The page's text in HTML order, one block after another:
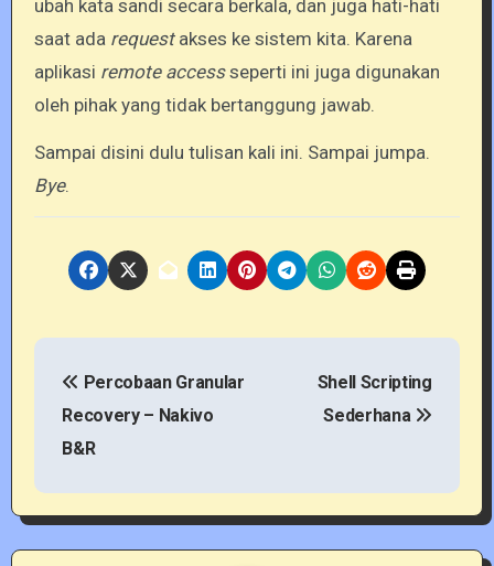
ubah kata sandi secara berkala, dan juga hati-hati
saat ada request akses ke sistem kita. Karena
aplikasi remote accessseperti ini juga digunakan
oleh pihak yang tidak bertanggung jawab.
Sampai disini dulu tulisan kali ini. Sampai jumpa.
Bye.
P
t
n
Percobaan Granular
Recovery – Nakivo
B&R
Shell Scripting
Sederhana